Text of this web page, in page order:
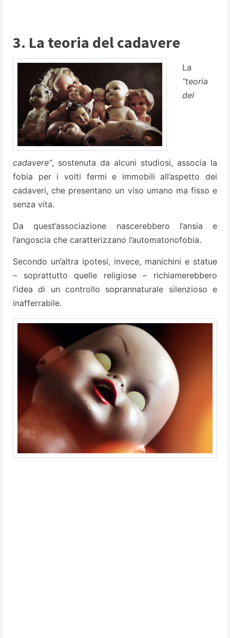
3. La teoria del cadavere
La
“teoria
del
cadavere”, sostenuta da alcuni studiosi, associa la
fobia per i volti fermi e immobili all’aspetto dei
cadaveri, che presentano un viso umano ma fisso e
senza vita.
Da quest’associazione nascerebbero l’ansia e
l’angoscia che caratterizzano l’automatonofobia.
Secondo un’altra ipotesi, invece, manichini e statue
– soprattutto quelle religiose – richiamerebbero
l’idea di un controllo soprannaturale silenzioso e
inafferrabile.